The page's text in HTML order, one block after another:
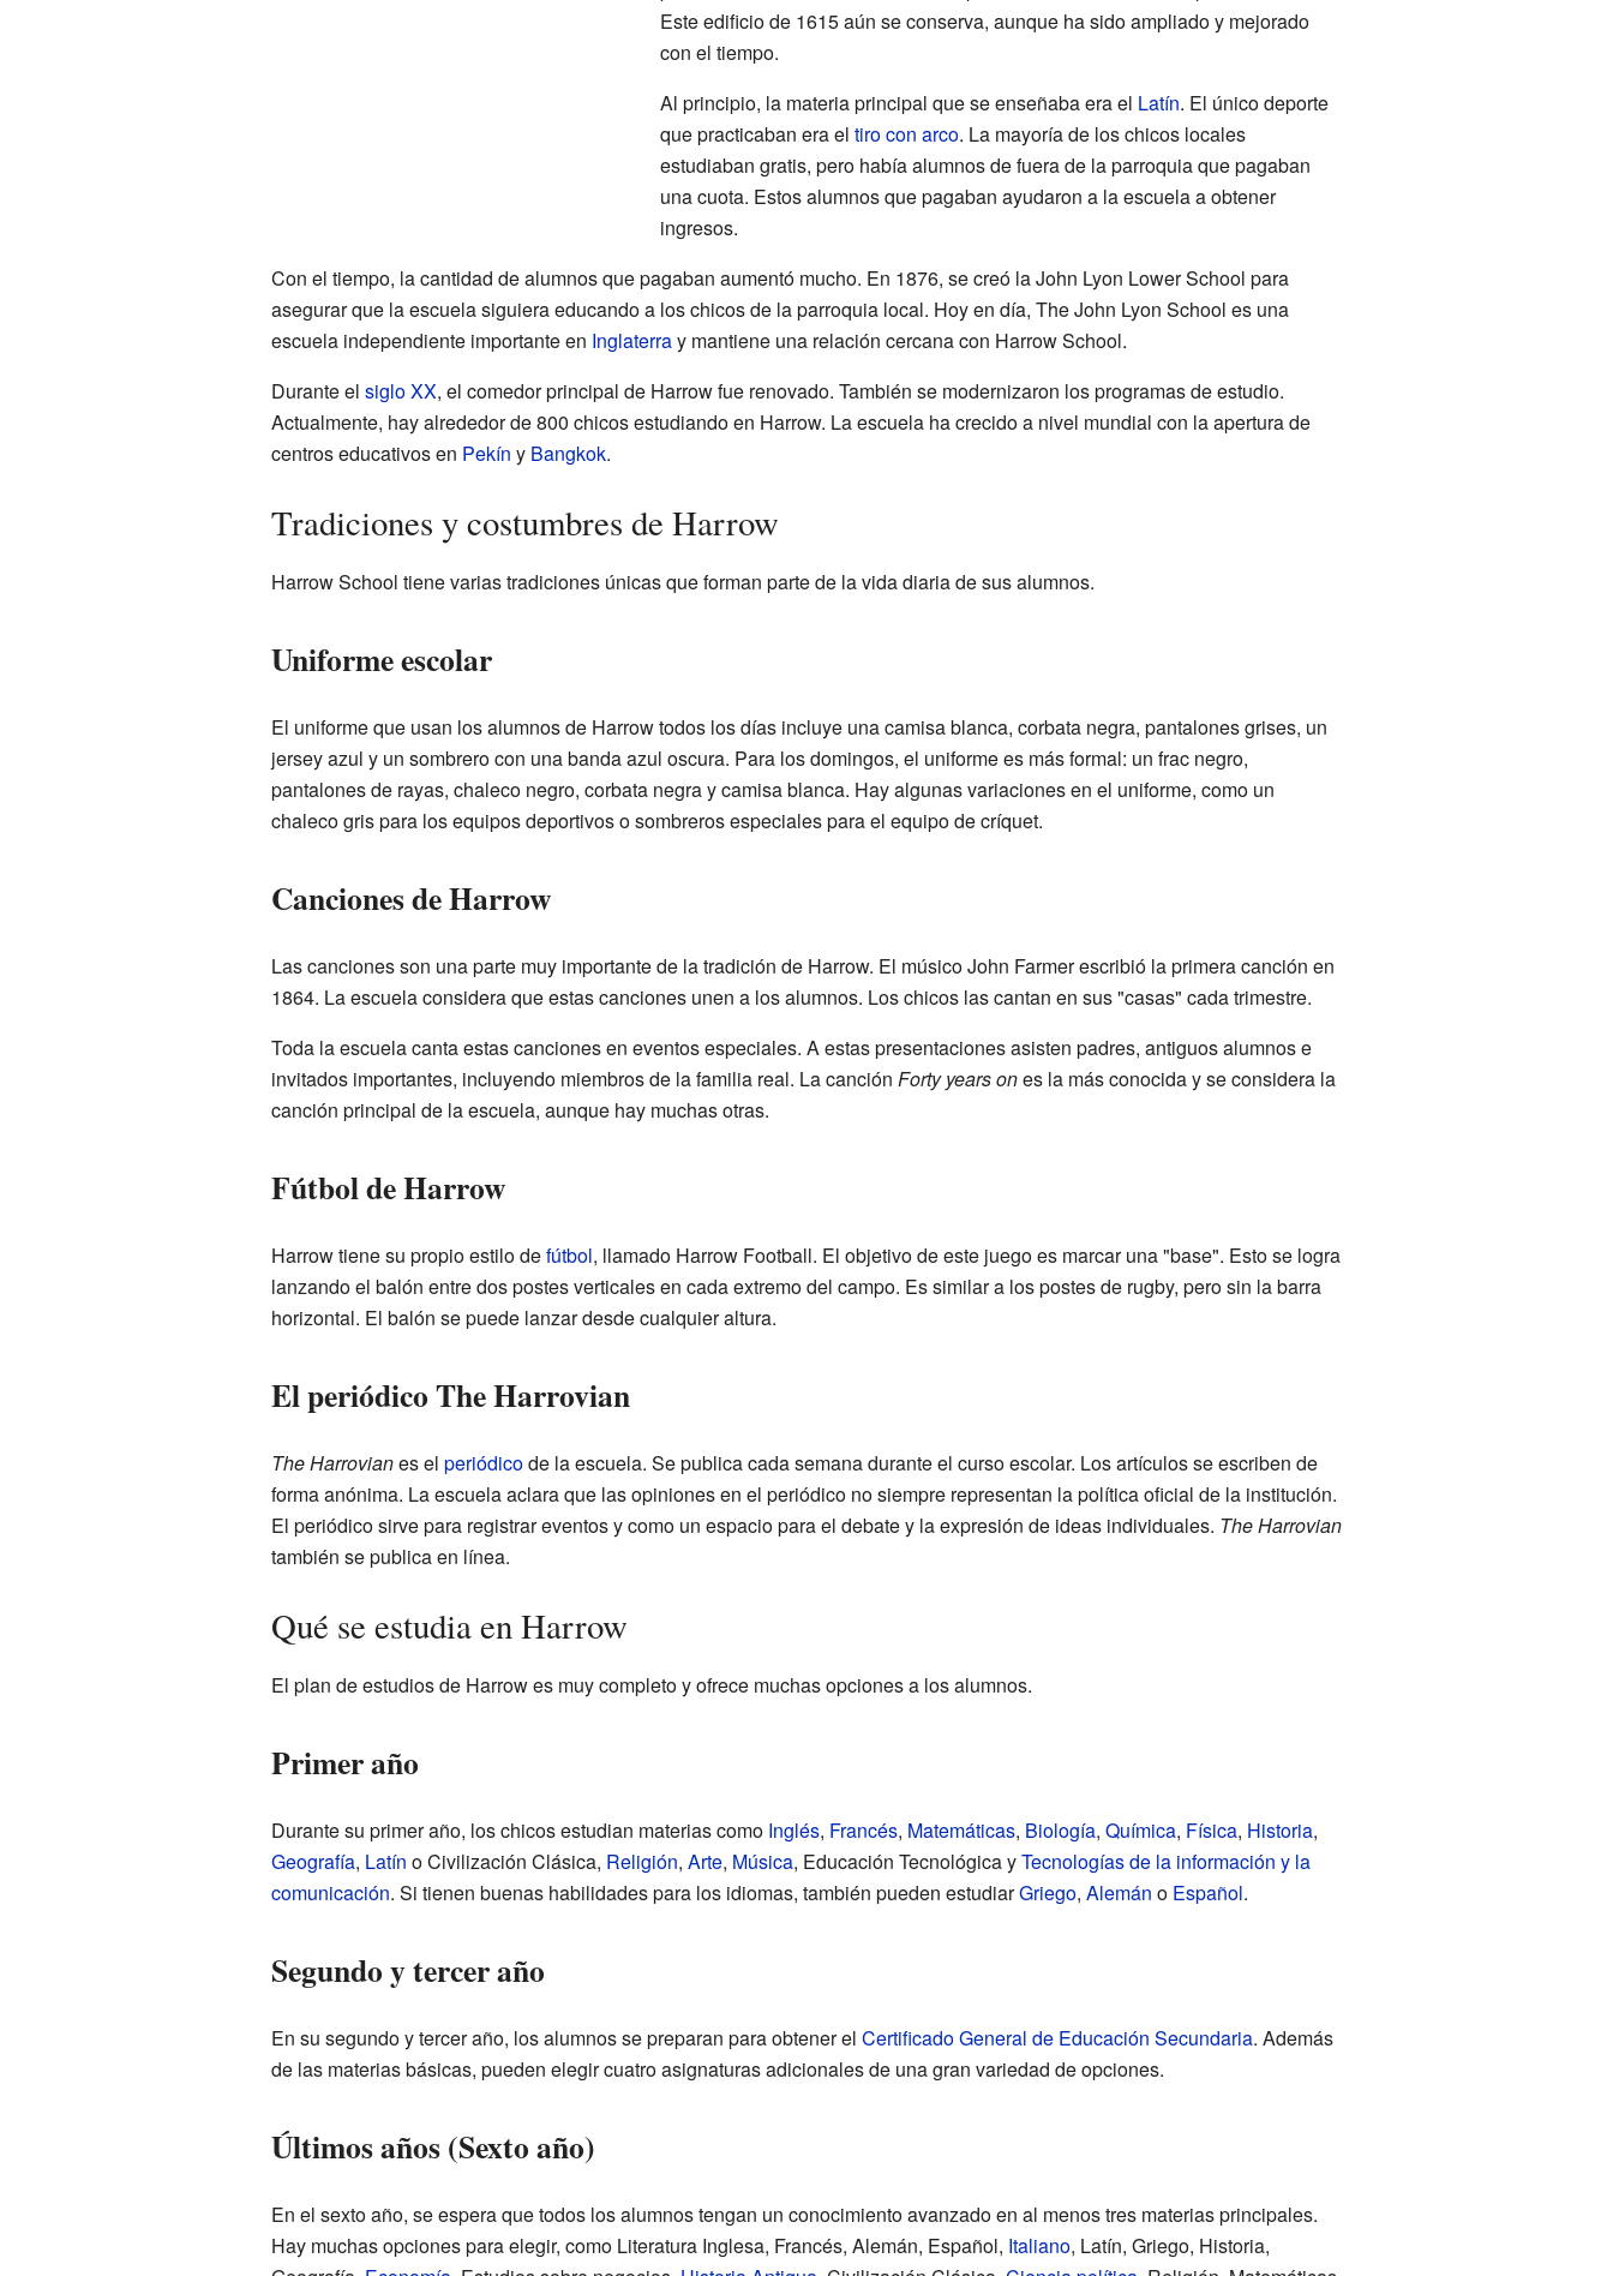
Este edificio de 1615 aún se conserva, aunque ha sido ampliado y mejorado
con el tiempo.
Al principio, la materia principal que se enseñaba era el Latín. El único deporte
que practicaban era el tiro con arco. La mayoría de los chicos locales
estudiaban gratis, pero había alumnos de fuera de la parroquia que pagaban
una cuota. Estos alumnos que pagaban ayudaron a la escuela a obtener
ingresos.
Con el tiempo, la cantidad de alumnos que pagaban aumentó mucho. En 1876, se creó la John Lyon Lower School para
asegurar que la escuela siguiera educando a los chicos de la parroquia local. Hoy en día, The John Lyon School es una
escuela independiente importante en Inglaterray mantiene una relación cercana con Harrow School.
Durante el siglo XX, el comedor principal de Harrow fue renovado. También se modernizaron los programas de estudio.
Actualmente, hay alrededor de 800 chicos estudiando en Harrow. La escuela ha crecido a nivel mundial con la apertura de
centros educativos en Pekín y Bangkok.
Tradiciones y costumbres de Harrow
Harrow School tiene varias tradiciones únicas que forman parte de la vida diaria de sus alumnos.
Uniforme escolar
El uniforme que usan los alumnos de Harrow todos los días incluye una camisa blanca, corbata negra, pantalones grises, un
jersey azul y un sombrero con una banda azul oscura. Para los domingos, el uniforme es más formal: un frac negro,
pantalones de rayas, chaleco negro, corbata negra y camisa blanca. Hay algunas variaciones en el uniforme, como un
chaleco gris para los equipos deportivos o sombreros especiales para el equipo de críquet.
Canciones de Harrow
Las canciones son una parte muy importante de la tradición de Harrow. El músico John Farmer escribió la primera canción en
1864. La escuela considera que estas canciones unen a los alumnos. Los chicos las cantan en sus "casas" cada trimestre.
Toda la escuela canta estas canciones en eventos especiales. A estas presentaciones asisten padres, antiguos alumnos e
invitados importantes, incluyendo miembros de la familia real. La canción Forty years ones la más conocida y se considera la
canción principal de la escuela, aunque hay muchas otras.
Fútbol de Harrow
Harrow tiene su propio estilo defútbol, llamado Harrow Football. El objetivo de este juego es marcar una "base". Esto se logra
lanzando el balón entre dos postes verticales en cada extremo del campo. Es similar a los postes de rugby, pero sin la barra
horizontal. El balón se puede lanzar desde cualquier altura.
El periódico The Harrovian
The Harrovianes el periódicode la escuela. Se publica cada semana durante el curso escolar. Los artículos se escriben de
forma anónima. La escuela aclara que las opiniones en el periódico no siempre representan la política oficial de la institución.
El periódico sirve para registrar eventos y como un espacio para el debate y la expresión de ideas individuales. The Harrovian
también se publica en línea.
Qué se estudia en Harrow
El plan de estudios de Harrow es muy completo y ofrece muchas opciones a los alumnos.
Primer año
Durante su primer año, los chicos estudian materias como Inglés, Francés, Matemáticas, Biología, Química, Física, Historia,
Geografía, Latín o Civilización Clásica, Religión, Arte, Música, Educación Tecnológica yTecnologías de la información y la
comunicación. Si tienen buenas habilidades para los idiomas, también pueden estudiarGriego, Alemán o Español.
Segundo y tercer año
En su segundo y tercer año, los alumnos se preparan para obtener el Certificado General de Educación Secundaria. Además
de las materias básicas, pueden elegir cuatro asignaturas adicionales de una gran variedad de opciones.
Últimos años (Sexto año)
En el sexto año, se espera que todos los alumnos tengan un conocimiento avanzado en al menos tres materias principales.
Hay muchas opciones para elegir, como Literatura Inglesa, Francés, Alemán, Español, Italiano, Latín, Griego, Historia,